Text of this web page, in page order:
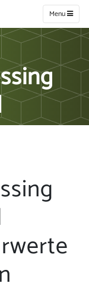
Menu